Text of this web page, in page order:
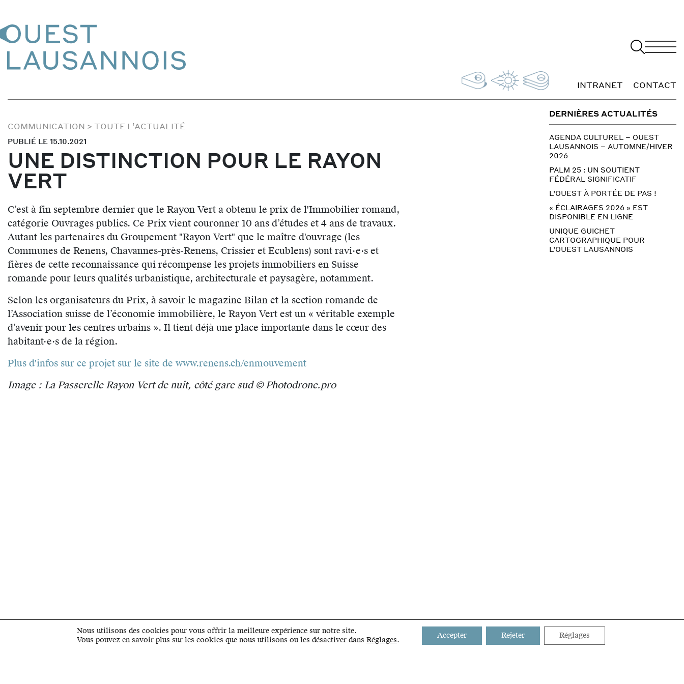
INTRANET CONTACT
COMMUNICATION > TOUTE L’ACTUALITÉ
PUBLIÉ LE 15.10.2021
UNE DISTINCTION POUR LE RAYON
VERT
C’est à fin septembre dernier que le Rayon Vert a obtenu le prix de l'Immobilier romand,
catégorie Ouvrages publics. Ce Prix vient couronner 10 ans d’études et 4 ans de travaux.
Autant les partenaires du Groupement "Rayon Vert" que le maître d'ouvrage (les
Communes de Renens, Chavannes-près-Renens, Crissier et Ecublens) sont ravi·e·s et
fières de cette reconnaissance qui récompense les projets immobiliers en Suisse
romande pour leurs qualités urbanistique, architecturale et paysagère, notamment.
Selon les organisateurs du Prix, à savoir le magazine Bilan et la section romande de
l’Association suisse de l’économie immobilière, le Rayon Vert est un « véritable exemple
d’avenir pour les centres urbains ». Il tient déjà une place importante dans le cœur des
habitant·e·s de la région.
Plus d'infos sur ce projet sur le site de www.renens.ch/enmouvement
Image : La Passerelle Rayon Vert de nuit, côté gare sud © Photodrone.pro
DERNIÈRES ACTUALITÉS
AGENDA CULTUREL – OUEST
LAUSANNOIS – AUTOMNE/HIVER
2026
PALM 25 : UN SOUTIENT
FÉDÉRAL SIGNIFICATIF
L’OUEST À PORTÉE DE PAS !
« ÉCLAIRAGES 2026 » EST
DISPONIBLE EN LIGNE
UNIQUE GUICHET
CARTOGRAPHIQUE POUR
L’OUEST LAUSANNOIS
Nous utilisons des cookies pour vous offrir la meilleure expérience sur notre site.
Vous pouvez en savoir plus sur les cookies que nous utilisons ou les désactiver dans Réglages. Accepter Rejeter Réglages